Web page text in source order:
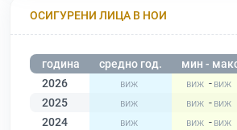
ОСИГУРЕНИ ЛИЦА В НОИ
година средно год. мин -
2026
-
2025
-
2024
-